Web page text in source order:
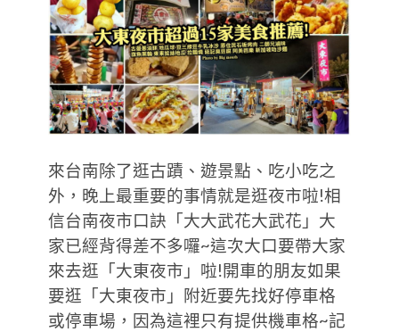
來台南除了逛古蹟、遊景點、吃小吃之
外，晚上最重要的事情就是逛夜市啦!相
信台南夜市口訣「大大武花大武花」大
家已經背得差不多囉~這次大口要帶大家
來去逛「大東夜市」啦!開車的朋友如果
要逛「大東夜市」附近要先找好停車格
或停車場，因為這裡只有提供機車格~記